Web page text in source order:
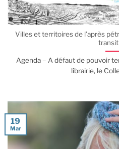
Villes et territoires de l’après
Agenda – A défaut de pouvoir
librairie, le
19
Mar